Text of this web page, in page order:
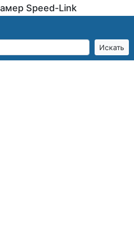
Speed-Link